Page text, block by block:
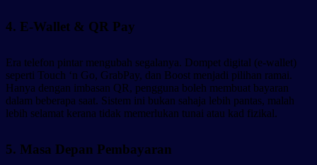
4. E-Wallet & QR Pay
Era telefon pintar mengubah segalanya. Dompet digital (e-wallet)
seperti Touch ‘n Go, GrabPay, dan Boost menjadi pilihan ramai.
Hanya dengan imbasan QR, pengguna boleh membuat bayaran
dalam beberapa saat. Sistem ini bukan sahaja lebih pantas, malah
lebih selamat kerana tidak memerlukan tunai atau kad fizikal.
5. Masa Depan Pembayaran